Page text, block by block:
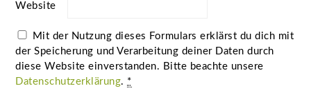
Website
Mit der Nutzung dieses Formulars erklärst du dich mit
der Speicherung und Verarbeitung deiner Daten durch
diese Website einverstanden. Bitte beachte unsere
Datenschutzerklärung. *